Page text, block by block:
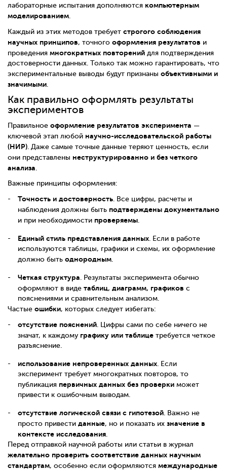
лабораторные испытания дополняются компьютерным
моделированием.
Каждый из этих методов требует строгого соблюдения
научных принципов, точного оформления результатов и
проведения многократных повторений для подтверждения
достоверности данных. Только так можно гарантировать, что
экспериментальные выводы будут признаны объективными и
значимыми.
Как правильно оформлять результаты
экспериментов
Правильное оформление результатов эксперимента —
ключевой этап любой научно-исследовательской работы
(НИР) . Даже самые точные данные теряют ценность, если
они представлены неструктурированно и без четкого
анализа
Важные принципы оформления:
Точность и достоверность . Все цифры, расчеты и
наблюдения должны быть подтверждены документально
и при необходимости проверяемы
Единый стиль представления данных . Если в работе
используются таблицы, графики и схемы, их оформление
должно быть однородным
Четкая структура . Результаты эксперимента обычно
оформляют в виде таблиц, диаграмм, графиков с
пояснениями и сравнительным анализом.
Частые ошибки, которых следует избегать:
отсутствие пояснений . Цифры сами по себе ничего не
значат, к каждому графику или таблице требуется четкое
разъяснение.
использование непроверенных данных . Если
эксперимент требует многократных повторов, то
публикация первичных данных без проверки может
привести к ошибочным выводам.
отсутствие логической связи с гипотезой . Важно не
просто привести данные, но и показать их значение в
контексте исследования
Перед отправкой научной работы или статьи в журнал
желательно проверить соответствие данных научным
стандартам, особенно если оформляются международные